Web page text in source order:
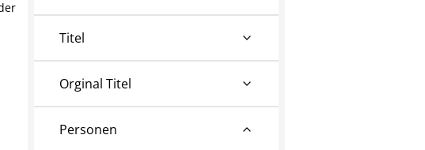
Titel
Orginal Titel
Personen